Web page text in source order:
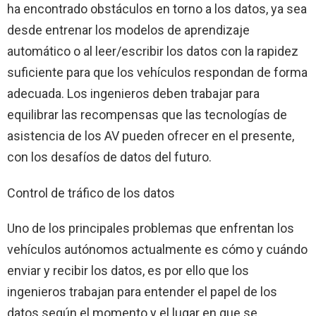
ha encontrado obstáculos en torno a los datos, ya sea
desde entrenar los modelos de aprendizaje
automático o al leer/escribir los datos con la rapidez
suficiente para que los vehículos respondan de forma
adecuada. Los ingenieros deben trabajar para
equilibrar las recompensas que las tecnologías de
asistencia de los AV pueden ofrecer en el presente,
con los desafíos de datos del futuro.
Control de tráfico de los datos
Uno de los principales problemas que enfrentan los
vehículos autónomos actualmente es cómo y cuándo
enviar y recibir los datos, es por ello que los
ingenieros trabajan para entender el papel de los
datos según el momento y el lugar en que se